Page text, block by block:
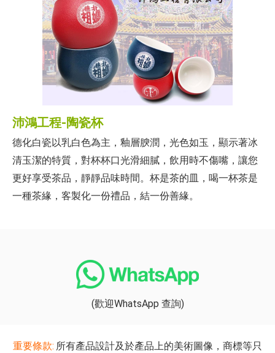
沛鴻工程-陶瓷杯
德化白瓷以乳白色為主，釉層腴潤，光色如玉，顯示著冰
清玉潔的特質，對杯杯口光滑細膩，飲用時不傷嘴，讓您
更好享受茶品，靜靜品味時間。杯是茶的皿，喝一杯茶是
一種茶緣，客製化一份禮品，結一份善緣。
(歡迎WhatsApp 查詢)
重要條款: 所有產品設計及於產品上的美術圖像，商標等只